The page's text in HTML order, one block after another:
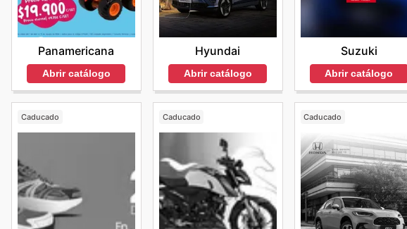
Panamericana
Abrir catálogo
Hyundai
Abrir catálogo
Suzuki
Abrir catálogo
Caducado Caducado Caducado